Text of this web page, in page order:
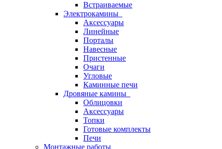
Встраиваемые
Электрокамины
Аксессуары
Линейные
Порталы
Навесные
Пристенные
Очаги
Угловые
Каминные печи
Дровяные камины
Облицовки
Аксессуары
Топки
Готовые комплекты
Печи
Монтажные работы